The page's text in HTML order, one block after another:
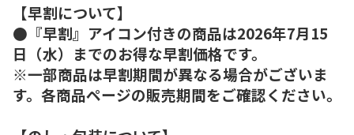
【早割について】
●『早割』アイコン付きの商品は2026年7月15
日（水）までのお得な早割価格です。
※一部商品は早割期間が異なる場合がございま
す。各商品ページの販売期間をご確認ください。